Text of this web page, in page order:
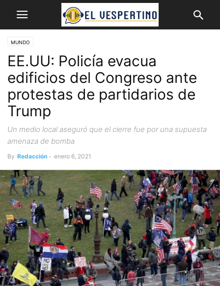
MUNDO
EE.UU: Policía evacua
edificios del Congreso ante
protestas de partidarios de
Trump
Un medio local aseguró que el cierre fue por una supuesta
amenaza de bomba
By Redacción - enero 6, 2021